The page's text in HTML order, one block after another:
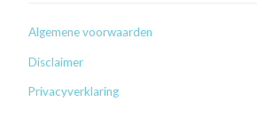
Algemene voorwaarden
Disclaimer
Privacyverklaring